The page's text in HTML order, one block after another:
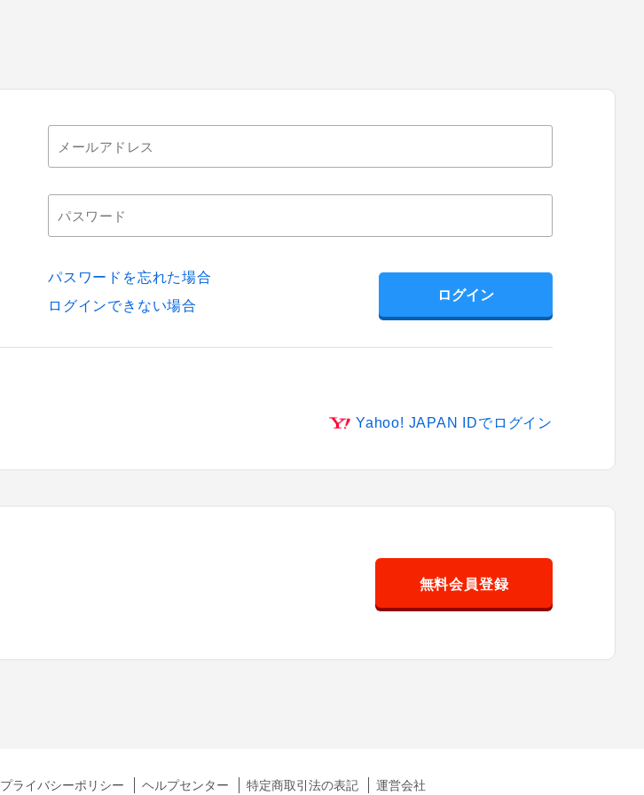
パスワードを忘れた場合
ログインできない場合
Yahoo! JAPAN IDでログイン
無料会員登録
プライバシーポリシー ヘルプセンター 特定商取引法の表記 運営会社